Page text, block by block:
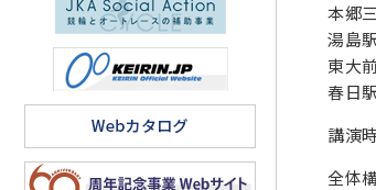
本郷
湯島
東大
春日
講演
全体